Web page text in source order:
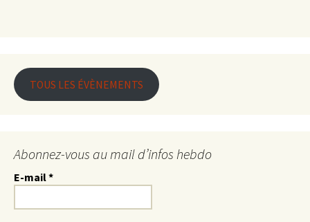
TOUS LES ÉVÈNEMENTS
Abonnez-vous au mail d’infos hebdo
E-mail*